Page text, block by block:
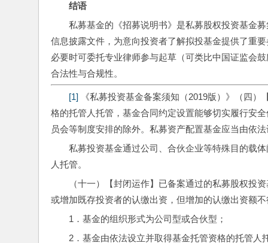
结语
私募基金的《招募说明书》是私募股权投资基金
信息披露文件，为意向投资者了解拟投基金提供了重
必要时可委托专业律师参与起草（可类比中国证监会
合法性与合规性。
[1] 《私募投资基金备案须知（2019版）》（四
格的托管人托管，基金合同约定设置能够切实履行安
员会等制度安排的除外。私募资产配置基金应当由依
私募投资基金通过公司、合伙企业等特殊目的载
人托管。
（十一）【封闭运作】已备案通过的私募股权投
或增加既存投资者的认缴出资，但增加的认缴出资额
1．基金的组织形式为公司型或合伙型；
2．基金由依法设立并取得基金托管资格的托管